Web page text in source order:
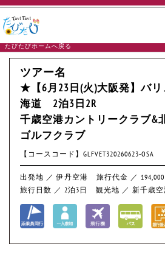
たびたびホームへ戻る
ツアー名
★【6月23日(火)大阪発】バ
海道 2泊3日2R
千歳空港カントリークラブ&
ゴルフクラブ
【コースコード】GLFVET320260623-OSA
出発地 ／ 伊丹空港
旅行代金 ／
旅行日数 ／ 2泊3日
観光地 ／ 新千歳空